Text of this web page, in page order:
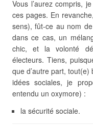
Vous l’aurez compris,
ces pages. En
sens), fût-ce au nom de
dans ce cas, un
chic, et la volonté
électeurs. Tiens,
que d’autre part,
idées sociales, je
entendu un oxymore) :
la sécurité sociale.